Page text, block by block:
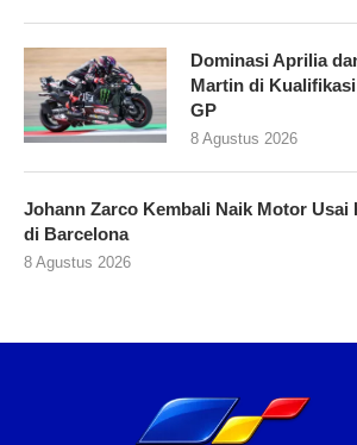
Dominasi Aprilia
Martin di
GP
8 Agustus 2026
Johann Zarco Kembali Naik Motor Usai
di Barcelona
8 Agustus 2026